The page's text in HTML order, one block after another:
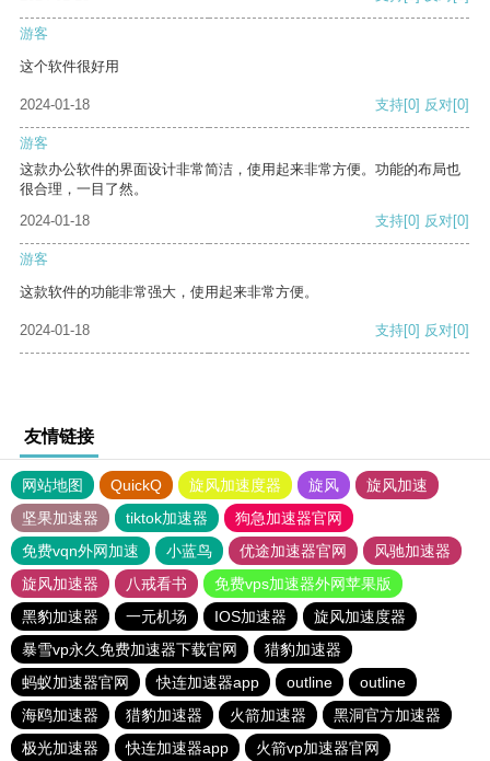
游客
这个软件很好用
2024-01-18 支持[0] 反对[0]
游客
这款办公软件的界面设计非常简洁，使用起来非常方便。功能的布局也
很合理，一目了然。
2024-01-18
支持[0] 反对[0]
游客
这款软件的功能非常强大，使用起来非常方便。
2024-01-18 支持[0] 反对[0]
友情链接
网站地图 QuickQ 旋风加速度器 旋风
旋风加速
坚果加速器
tiktok加速器
狗急加速器官网
免费vqn外网加速
小蓝鸟 优途加速器官网
风驰加速器
旋风加速器
八戒看书
免费vps加速器外网苹果版
黑豹加速器
一元机场 IOS加速器
旋风加速度器
暴雪vp永久免费加速器下载官网
猎豹加速器
蚂蚁加速器官网
快连加速器app outline
outline
海鸥加速器
猎豹加速器 火箭加速器
黑洞官方加速器
极光加速器
快连加速器app 火箭vp加速器官网